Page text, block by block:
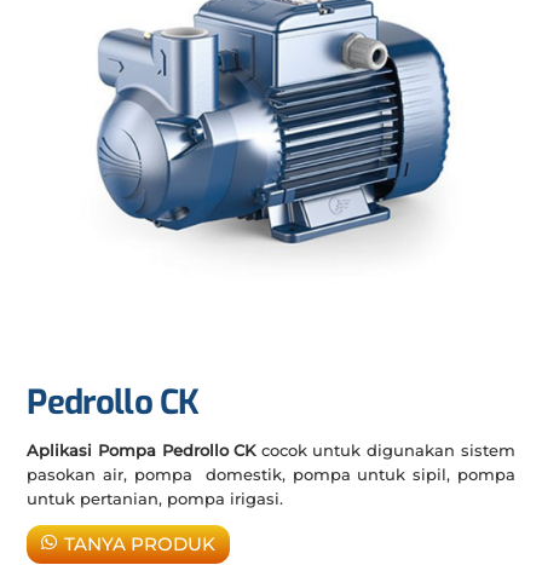
Pedrollo CK
Aplikasi Pompa Pedrollo CK cocok untuk digunakan sistem
pasokan air, pompa domestik, pompa untuk sipil, pompa
untuk pertanian, pompa irigasi.
TANYA PRODUK